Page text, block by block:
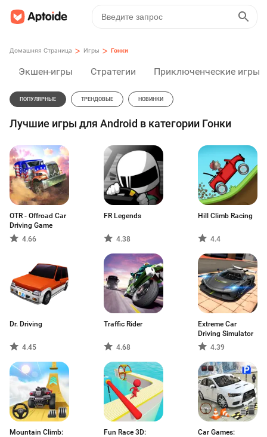
Домашняя Страница > Игры > Гонки
Экшен-игры Стратегии Приключенческие игры
ПОПУЛЯРНЫЕ ТРЕНДОВЫЕ НОВИНКИ
Лучшие игры для Android в категории Гонки
OTR - Offroad Car
Driving Game
4.66
FR Legends
4.38
Hill Climb Racing
4.4
Dr. Driving
4.45
Traffic Rider
4.68
Extreme Car
Driving Simulator
4.39
Mountain Climb:
Fun Race 3D:
Car Games: